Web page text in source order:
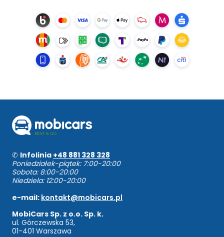
✆ Infolinia +48 881 328 328
Poniedziałek-piątek: 7:00-20:00
Sobota: 8:00-20:00
Niedziela: 12:00-20:00
e-mail: kontakt@mobicars.pl
MobiCars Sp. z o.o. Sp. k.
ul. Górczewska 53,
01-401 Warszawa